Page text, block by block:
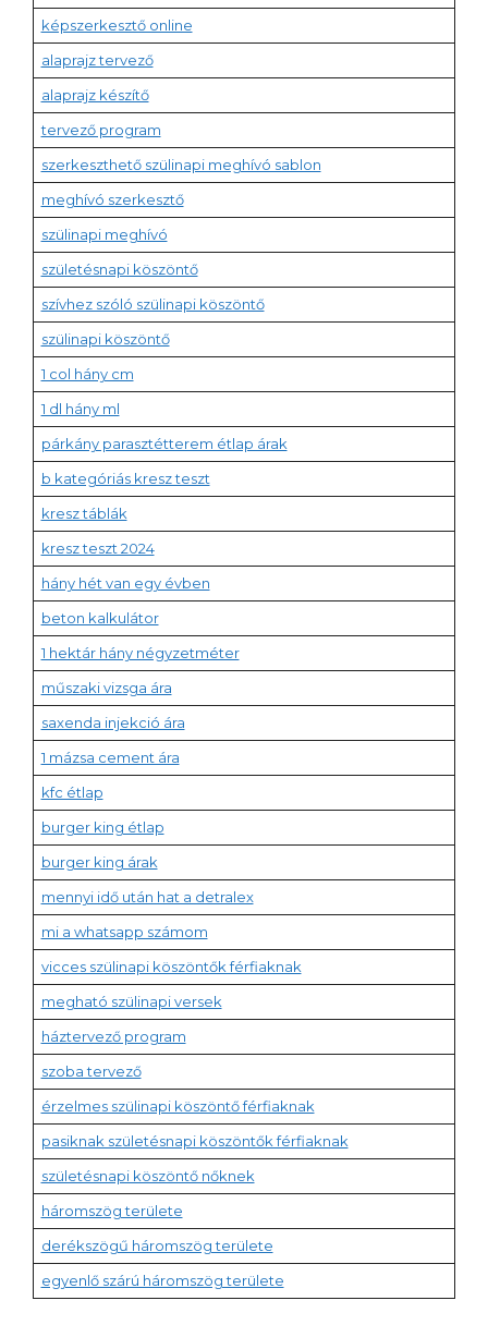
képszerkesztő online
alaprajz tervező
alaprajz készítő
tervező program
szerkeszthető szülinapi meghívó sablon
meghívó szerkesztő
szülinapi meghívó
születésnapi köszöntő
szívhez szóló szülinapi köszöntő
szülinapi köszöntő
1 col hány cm
1 dl hány ml
párkány parasztétterem étlap árak
b kategóriás kresz teszt
kresz táblák
kresz teszt 2024
hány hét van egy évben
beton kalkulátor
1 hektár hány négyzetméter
műszaki vizsga ára
saxenda injekció ára
1 mázsa cement ára
kfc étlap
burger king étlap
burger king árak
mennyi idő után hat a detralex
mi a whatsapp számom
vicces szülinapi köszöntők férfiaknak
megható szülinapi versek
háztervező program
szoba tervező
érzelmes szülinapi köszöntő férfiaknak
pasiknak születésnapi köszöntők férfiaknak
születésnapi köszöntő nőknek
háromszög területe
derékszögű háromszög területe
egyenlő szárú háromszög területe